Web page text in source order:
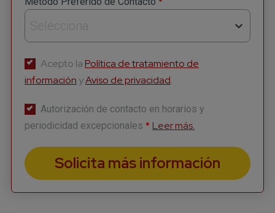
Nombre *
Apellido *
Número celular *
Selecciona
Acepto la Política de tratamiento de
información yAviso de privacidad.
Autorización de contacto en horarios y
periodicidad excepcionales * Leer más.
Solicita más información